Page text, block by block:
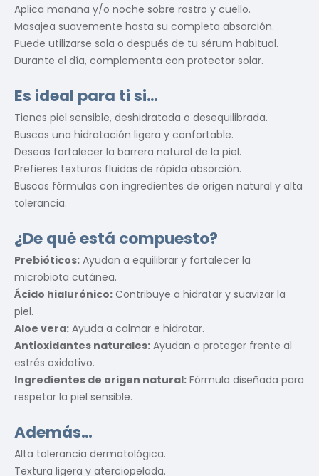
Aplica mañana y/o noche sobre rostro y cuello.
Masajea suavemente hasta su completa absorción.
Puede utilizarse sola o después de tu sérum habitual.
Durante el día, complementa con protector solar.
Es ideal para ti si…
Tienes piel sensible, deshidratada o desequilibrada.
Buscas una hidratación ligera y confortable.
Deseas fortalecer la barrera natural de la piel.
Prefieres texturas fluidas de rápida absorción.
Buscas fórmulas con ingredientes de origen natural y alta
tolerancia.
¿De qué está compuesto?
Prebióticos: Ayudan a equilibrar y fortalecer la
microbiota cutánea.
Ácido hialurónico: Contribuye a hidratar y suavizar la
piel.
Aloe vera: Ayuda a calmar e hidratar.
Antioxidantes naturales: Ayudan a proteger frente al
estrés oxidativo.
Ingredientes de origen natural: Fórmula diseñada para
respetar la piel sensible.
Además…
Alta tolerancia dermatológica.
Textura ligera y aterciopelada.